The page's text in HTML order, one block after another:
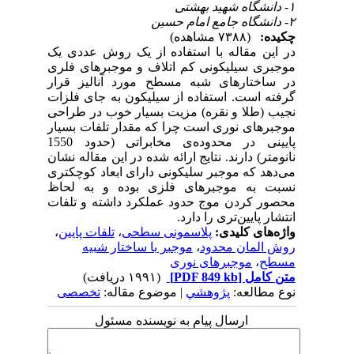
چکیده:
در این مقاله با استفاده از یک روش عددی یک
موجبری سیلیکونی کم اتلاف و موجبرهای فلری
در ساختارهای شبه مسطح مورد آنالیز قرار
گرفته است. استفاده از سیلیکون به جای فلزات
نجیب (طلا و نقره) مزیت بسیار خوب در طراحی
موجبرهای نوری است چرا که مقدار تلفات بسیار
پایینی در محدوده‌ی مخابراتی (حدود 1550
نانومتر) دارند. نتایج ارائه شده در این مقاله نشان
می‌دهد که موجبر سلیکونی دارای ابعاد کوچکتری
نسبت به موجبرهای فلزی بوده و به لحاظ
محصور کردن موج حدود عملکرد داشته و تلفات
انتشار پایین‌تری را دارد.
واژه‌های کلیدی:پلاسمونی سطحی،تلفات پایین،
روش المان محدود،موجبر با ساختار شبیه
مسطح،موجبرهای نوری
متن کامل[PDF 849 kb]
نوع مطالعه:پژوهشي| موضوع مقاله:تخصصی
ارسال پیام به نویسنده مسئول